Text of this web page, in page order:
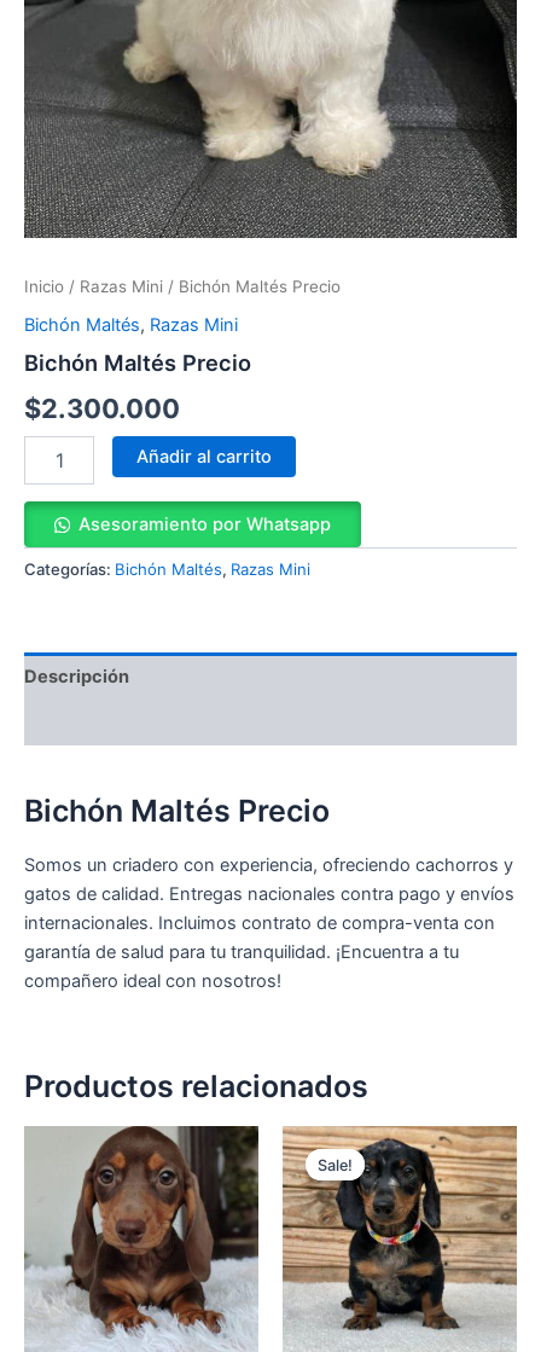
Inicio / Razas Mini / Bichón Maltés Precio
Bichón Maltés, Razas Mini
Bichón Maltés Precio
$2.300.000
Añadir al carrito
Asesoramiento por Whatsapp
Categorías: Bichón Maltés, Razas Mini
Descripción
Bichón Maltés Precio
Somos un criadero con experiencia, ofreciendo cachorros y
gatos de calidad. Entregas nacionales contra pago y envíos
internacionales. Incluimos contrato de compra-venta con
garantía de salud para tu tranquilidad. ¡Encuentra a tu
compañero ideal con nosotros!
Productos relacionados
Sale!
Sale!
Original
price
was:
$4.200.000.
Current
price
is: